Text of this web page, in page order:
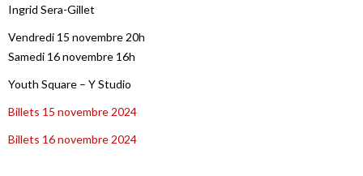
Ingrid Sera-Gillet
Vendredi 15 novembre 20h
Samedi 16 novembre 16h
Youth Square – Y Studio
Billets 15 novembre 2024
Billets 16 novembre 2024